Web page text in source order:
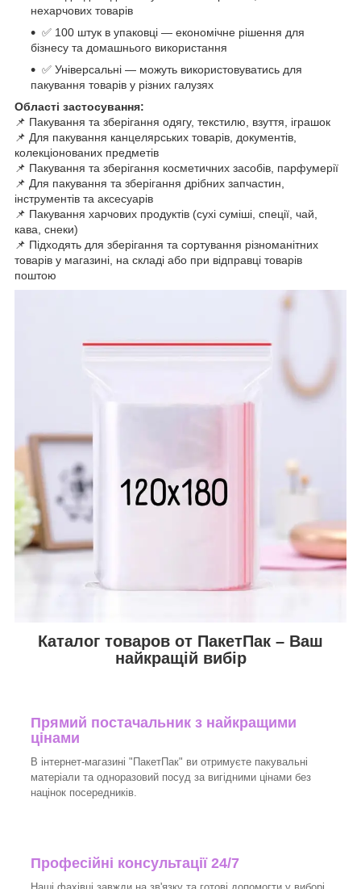
нехарчових товарів
✅ 100 штук в упаковці — економічне рішення для
бізнесу та домашнього використання
✅ Універсальні — можуть використовуватись для
пакування товарів у різних галузях
Області застосування:
📌 Пакування та зберігання одягу, текстилю, взуття, іграшок
📌 Для пакування канцелярських товарів, документів,
колекціонованих предметів
📌 Пакування та зберігання косметичних засобів, парфумерії
📌 Для пакування та зберігання дрібних запчастин,
інструментів та аксесуарів
📌 Пакування харчових продуктів (сухі суміші, спеції, чай,
кава, снеки)
📌 Підходять для зберігання та сортування різноманітних
товарів у магазині, на складі або при відправці товарів
поштою
Каталог товаров от ПакетПак – Ваш
найкращій вибір
Прямий постачальник з найкращими
цінами
В інтернет-магазині "ПакетПак" ви отримуєте пакувальні
матеріали та одноразовий посуд за вигідними цінами без
націнок посередників.
Професійні консультації 24/7